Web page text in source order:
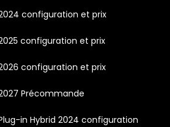
configuration et prix
configuration et prix
configuration et prix
Précommande
in Hybrid 2024 configuration